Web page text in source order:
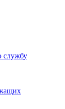
службу